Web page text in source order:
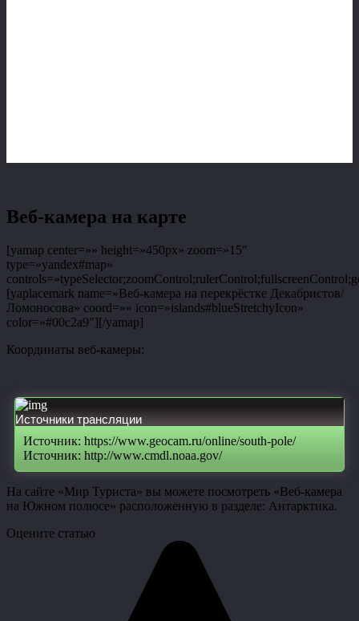
Веб-камера на карте
[yamap center=»» height=»450px» zoom=»15″
type=»yandex#map»
[yaplacemark name=»Веб-камера на перекрёстке Декабристов/
Ломоносова» coord=»» icon=»islands#blueStretchyIcon»
color=»#00c2a9″][/yamap]
Координаты веб-камеры:
Источники трансляции
Источник: https://www.geocam.ru/online/south-pole/
Источник: http://www.cmdl.noaa.gov/
На сайте «Мир Туриста» вы можете посмотреть «Веб-камера
на Южном полюсе» расположенную в разделе: Антарктика.
Оцените статью